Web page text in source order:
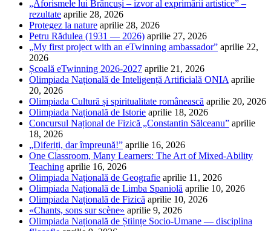
„Aforismele lui Brâncuși – izvor al exprimării artistice” –
rezultate aprilie 28, 2026
Protegez la nature aprilie 28, 2026
Petru Rădulea (1931 — 2026) aprilie 27, 2026
„My first project with an eTwinning ambassador” aprilie 22,
2026
Școală eTwinning 2026-2027 aprilie 21, 2026
Olimpiada Națională de Inteligență Artificială ONIA aprilie
20, 2026
Olimpiada Cultură și spiritualitate românească aprilie 20, 2026
Olimpiada Națională de Istorie aprilie 18, 2026
Concursul Național de Fizică „Constantin Sălceanu” aprilie
18, 2026
„Diferiți, dar împreună!” aprilie 16, 2026
One Classroom, Many Learners: The Art of Mixed-Ability
Teaching aprilie 16, 2026
Olimpiada Națională de Geografie aprilie 11, 2026
Olimpiada Națională de Limba Spaniolă aprilie 10, 2026
Olimpiada Națională de Fizică aprilie 10, 2026
«Chants, sons sur scène» aprilie 9, 2026
Olimpiada Națională de Științe Socio-Umane — disciplina